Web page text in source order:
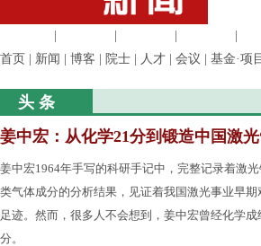
首页
新闻 博客 院士 人才 会议 基金·项目
头 条
姜中宏：从化学21分到锻造中国激
姜中宏1964年手写的科研手记中，完整记录着激
类气体成分的分析结果，见证着我国激光事业早期
足迹。然而，很多人不会想到，姜中宏曾经化学成
分。